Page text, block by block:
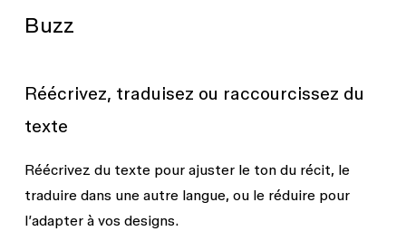
Buzz
Réécrivez, traduisez ou raccourcissez du
texte
Réécrivez du texte pour ajuster le ton du récit, le
traduire dans une autre langue, ou le réduire pour
l’adapter à vos designs.